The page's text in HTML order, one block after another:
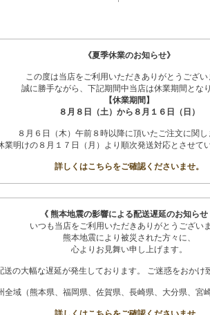
《夏季休業のお知らせ》
この度は当店をご利用いただきありがとうござい
誠に勝手ながら、下記期間中当店は休業期間となり
【休業期間】
８月８日（土）から８月１６日（日）
８月６日（木）午前８時以降に頂いたご注文に関し
業明けの８月１７日（月）より順次発送対応とさせて
詳しくはこちらをご確認くださいませ。
《 熊本地震の影響による配送遅延のお知らせ
いつも当店をご利用いただきありがとうございま
熊本地震により被災された方々に、
心よりお見舞い申し上げます。
の大幅な遅延が発生しております。 ご迷惑をおかけ
全域（熊本県、福岡県、佐賀県、長崎県、大分県、宮